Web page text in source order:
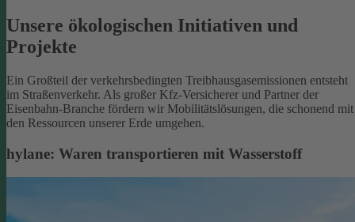
Unsere ökologischen Initiativen und
Projekte
Ein Großteil der verkehrsbedingten Treibhausgasemissionen entsteht
im Straßenverkehr. Als großer Kfz-Versicherer und Partner der
Eisenbahn-Branche fördern wir Mobilitätslösungen, die schonend mit
den Ressourcen unserer Erde umgehen.
hylane: Waren transportieren mit Wasserstoff